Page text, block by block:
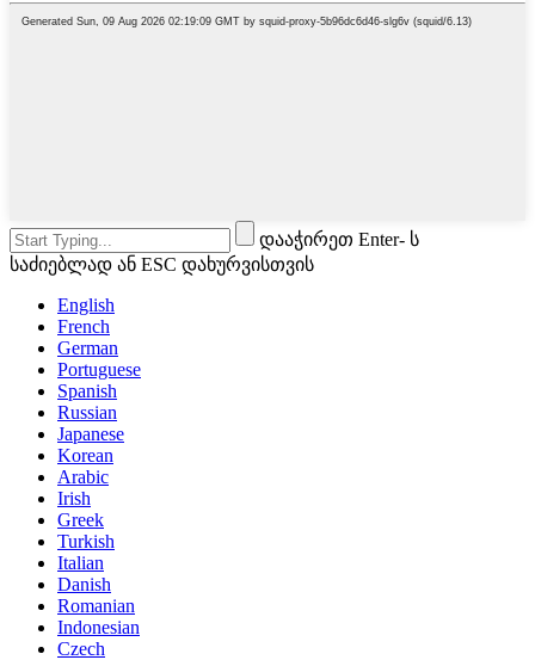
დააჭირეთ Enter- ს
საძიებლად ან ESC დახურვისთვის
English
French
German
Portuguese
Spanish
Russian
Japanese
Korean
Arabic
Irish
Greek
Turkish
Italian
Danish
Romanian
Indonesian
Czech